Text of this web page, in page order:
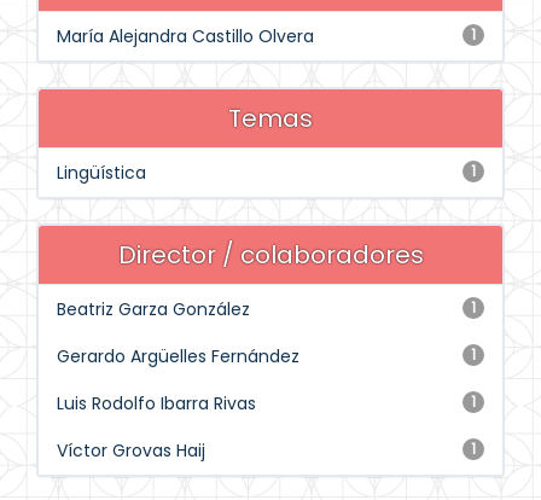
1
María Alejandra Castillo Olvera
Temas
1
Lingüística
Director / colaboradores
1
Beatriz Garza González
1
Gerardo Argüelles Fernández
1
Luis Rodolfo Ibarra Rivas
1
Víctor Grovas Haij